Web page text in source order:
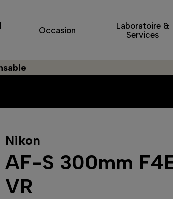
Occasion
Laboratoire &
Services
Les
Nikon
AF-S 300mm
VR